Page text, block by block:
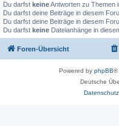
Du darfst keineAntworten zu Themen
Du darfst deine Beiträge in diesem
Du darfst deine Beiträge in diesem
Du darfst keine Dateianhänge in
Foren-Übersicht
Powered by phpBB®
Deutsche
Datenschutz